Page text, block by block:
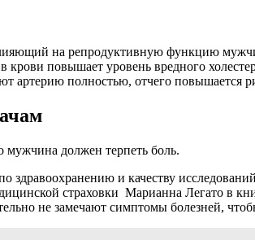
на репродуктивную функцию
в крови повышает уровень вредного
артерию полностью, отчего повышается
мужчина должен терпеть боль.
здравоохранению и качеству
страховки Марианна Легато в
не замечают симптомы болезней,